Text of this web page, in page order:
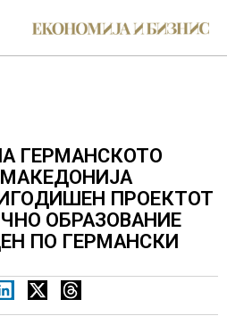
ГЕРМАНСКОТО
ПРОЕКТОТ
ОБРАЗОВАНИЕ
ПО ГЕРМАНСКИ